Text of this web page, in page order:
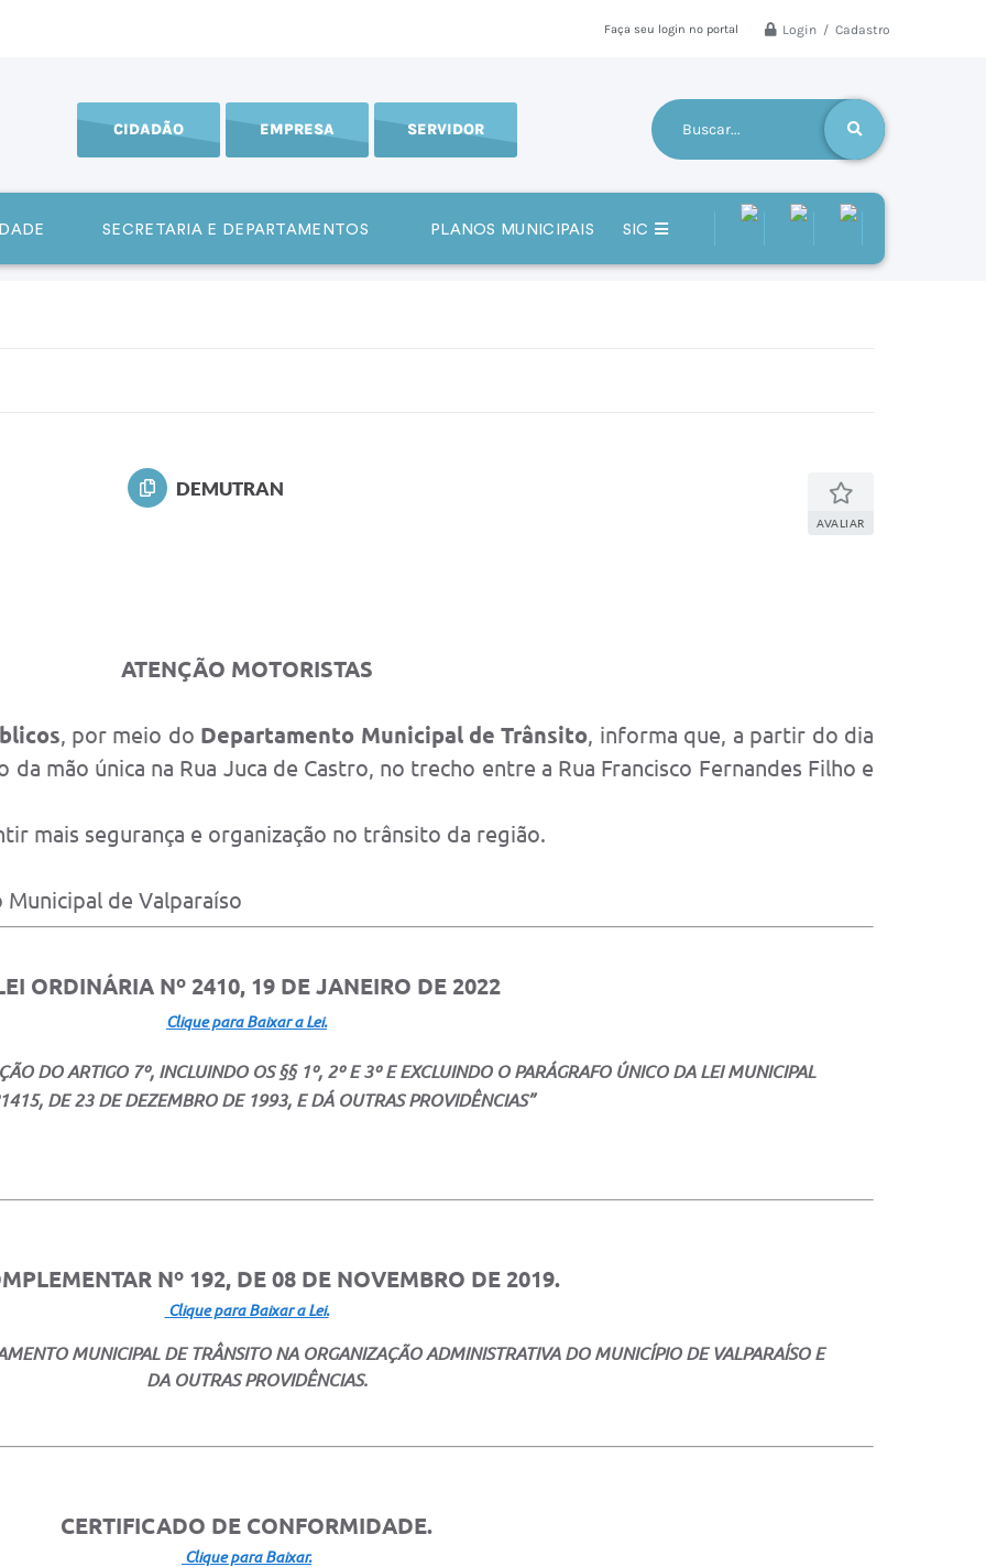
Faça seu login no portal Login / Cadastro
CIDADÃO EMPRESA SERVIDOR
SECRETARIA E DEPARTAMENTOS PLANOS MUNICIPAIS SIC
DEMUTRAN
AVALIAR
ATENÇÃO MOTORISTAS
, por meio do Departamento Municipal de Trânsito, informa que, a partir do dia
mão única na Rua Juca de Castro, no trecho entre a Rua Francisco Fernandes Filho e
mais segurança e organização no trânsito da região.
de Valparaíso
ORDINÁRIA Nº 2410, 19 DE JANEIRO DE 2022
Clique para Baixar a Lei.
DO ARTIGO 7º, INCLUINDO OS §§ 1º, 2º E 3º E EXCLUINDO O PARÁGRAFO ÚNICO DA LEI MUNICIPAL
DE 23 DE DEZEMBRO DE 1993, E DÁ OUTRAS PROVIDÊNCIAS”
Nº 192, DE 08 DE NOVEMBRO DE 2019.
Clique para Baixar a Lei.
MUNICIPAL DE TRÂNSITO NA ORGANIZAÇÃO ADMINISTRATIVA DO MUNICÍPIO DE VALPARAÍSO E
DA OUTRAS PROVIDÊNCIAS.
CERTIFICADO DE CONFORMIDADE.
Clique para Baixar.